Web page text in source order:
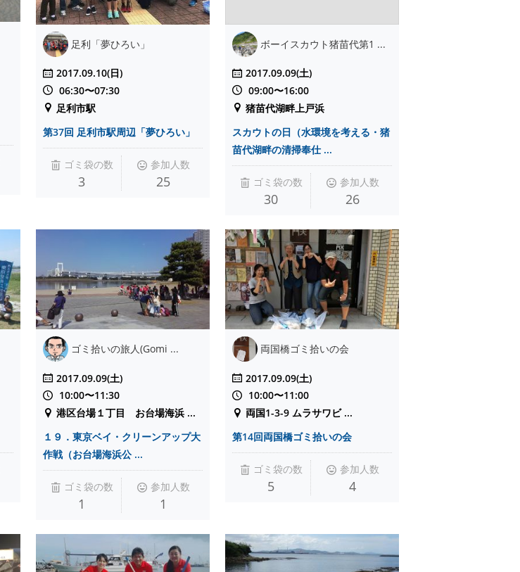
足利「夢ひろい」
2017.09.10(日)
06:30〜07:30
足利市駅
第37回 足利市駅周辺「夢ひろい」
ゴミ袋の数
3
参加人数
25
ボーイスカウト猪苗代第1 ...
2017.09.09(土)
09:00〜16:00
猪苗代湖畔上戸浜
スカウトの日（水環境を考える・猪
苗代湖畔の清掃奉仕 ...
ゴミ袋の数
30
参加人数
26
ゴミ拾いの旅人(Gomi ...
2017.09.09(土)
10:00〜11:30
港区台場１丁目 お台場海浜 ...
１９．東京ベイ・クリーンアップ大
作戦（お台場海浜公 ...
ゴミ袋の数
1
参加人数
1
両国橋ゴミ拾いの会
2017.09.09(土)
10:00〜11:00
両国1-3-9 ムラサワビ ...
第14回両国橋ゴミ拾いの会
ゴミ袋の数
5
参加人数
4